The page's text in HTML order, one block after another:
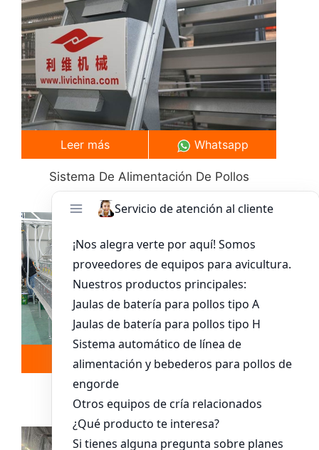
Sistema De Alimentación De Pollos
Leer más Whatsapp
Sistema De Jaula Para Pollitos
Leer más Whatsapp